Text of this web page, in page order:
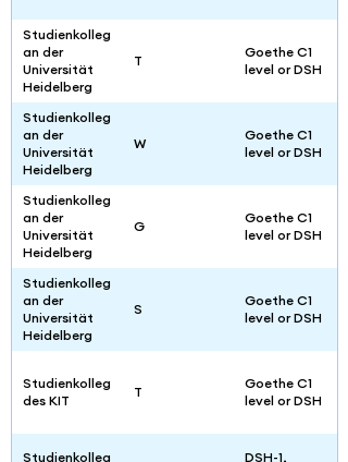
Studienkolleg
an der
Universität
Heidelberg
T
Goethe C1
level or DSH
Studienkolleg
an der
Universität
Heidelberg
W
Goethe C1
level or DSH
Studienkolleg
an der
Universität
Heidelberg
G
Goethe C1
level or DSH
Studienkolleg
an der
Universität
Heidelberg
S
Goethe C1
level or DSH
Studienkolleg
des KIT
T
Goethe C1
level or DSH
Studienkolleg
DSH-1,